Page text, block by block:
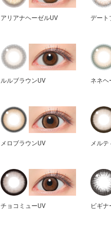
アリアナヘーゼルUV デート
ルルブラウンUV ネネヘ
メロブラウンUV メルテ
チョコミューUV ビギナ